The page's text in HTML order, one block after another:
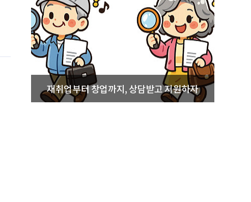
재취업부터 창업까지, 상담받고 지원하자